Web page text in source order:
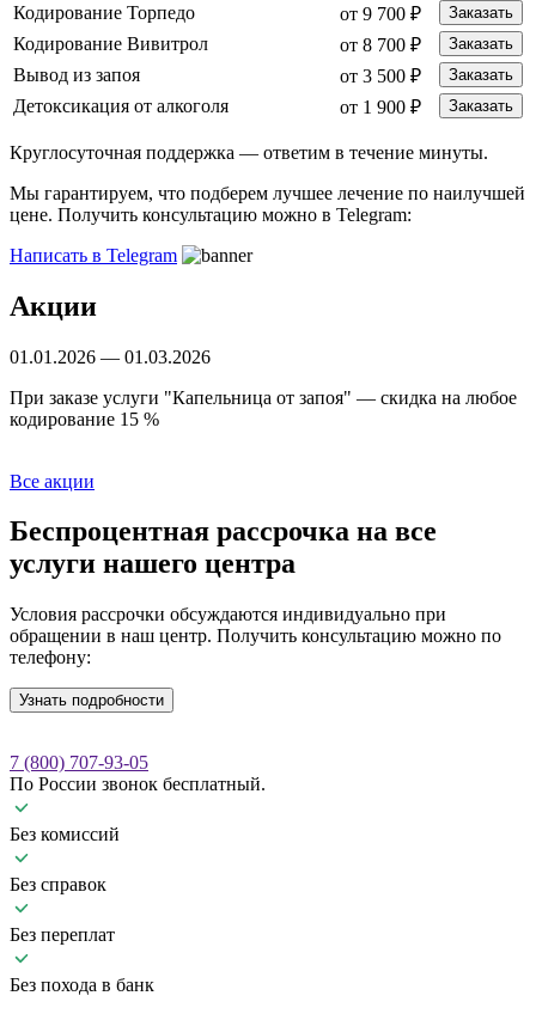
Кодирование Торпедо от 9 700 ₽ Заказать
Кодирование Вивитрол от 8 700 ₽ Заказать
Вывод из запоя от 3 500 ₽ Заказать
Детоксикация от алкоголя от 1 900 ₽ Заказать
Круглосуточная поддержка — ответим в течение минуты.
Мы гарантируем, что подберем лучшее лечение по наилучшей
цене. Получить консультацию можно в Telegram:
Написать в Telegram
Акции
01.01.2026 — 01.03.2026
При заказе услуги "Капельница от запоя" — скидка на любое
кодирование 15 %
Все акции
Беспроцентная рассрочка на все
услуги нашего центра
Условия рассрочки обсуждаются индивидуально при
обращении в наш центр. Получить консультацию можно по
телефону:
Узнать подробности
7 (800) 707-93-05
По России звонок бесплатный.
Без комиссий
Без справок
Без переплат
Без похода в банк